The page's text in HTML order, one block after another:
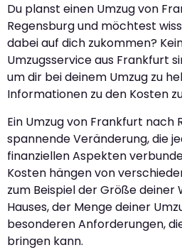
Du planst einen Umzug von
Regensburg und möchtest
dabei auf dich zukommen?
Umzugsservice aus Frankfurt
um dir bei deinem Umzug zu
Informationen zu den Kosten
Ein Umzug von Frankfurt nach
spannende Veränderung, die
finanziellen Aspekten
Kosten hängen von
zum Beispiel der Größe deiner
Hauses, der Menge deiner
besonderen Anforderungen,
bringen kann.